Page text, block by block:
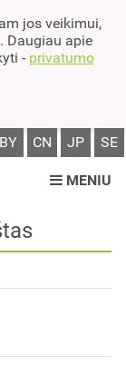
jos veikimui,
Daugiau apie
- privatumo
BY CN JP SE
MENIU